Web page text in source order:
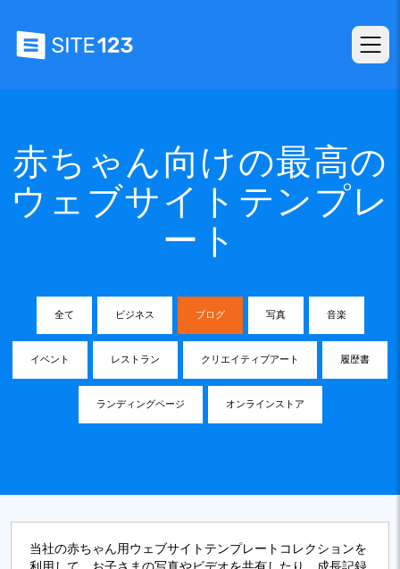
赤ちゃん向けの最高の
ウェブサイトテンプレ
ート
全て ビジネス ブログ 写真 音楽
イベント レストラン クリエイティブアート 履歴書
ランディングページ オンラインストア
当社の赤ちゃん用ウェブサイトテンプレートコレクションを